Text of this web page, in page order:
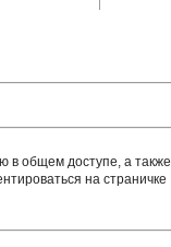
общем доступе, а также
на страничке